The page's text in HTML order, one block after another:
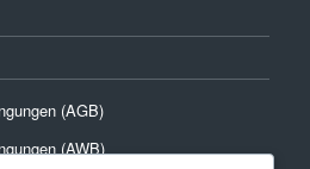
(AGB)
(AWB)